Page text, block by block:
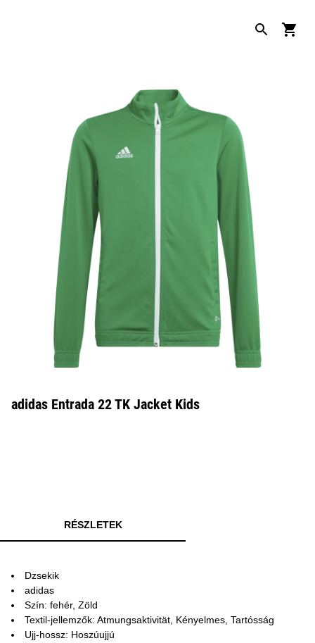
adidas Entrada 22 TK Jacket Kids
RÉSZLETEK
Dzsekik
adidas
Szín: fehér, Zöld
Textil-jellemzők: Atmungsaktivität, Kényelmes, Tartósság
Ujj-hossz: Hoszúujjú